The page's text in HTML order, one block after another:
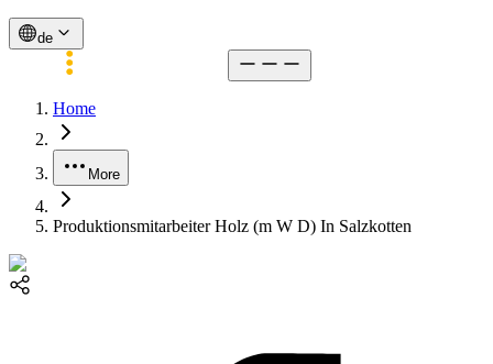
de
Home
More
Produktionsmitarbeiter Holz (m W D) In Salzkotten